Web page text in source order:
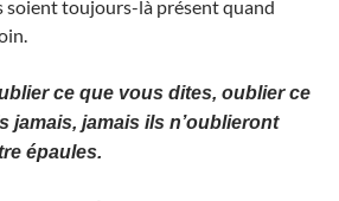
soient toujours-là présent quand
ce que vous dites, oublier ce
jamais, jamais ils n’oublieront
épaules.